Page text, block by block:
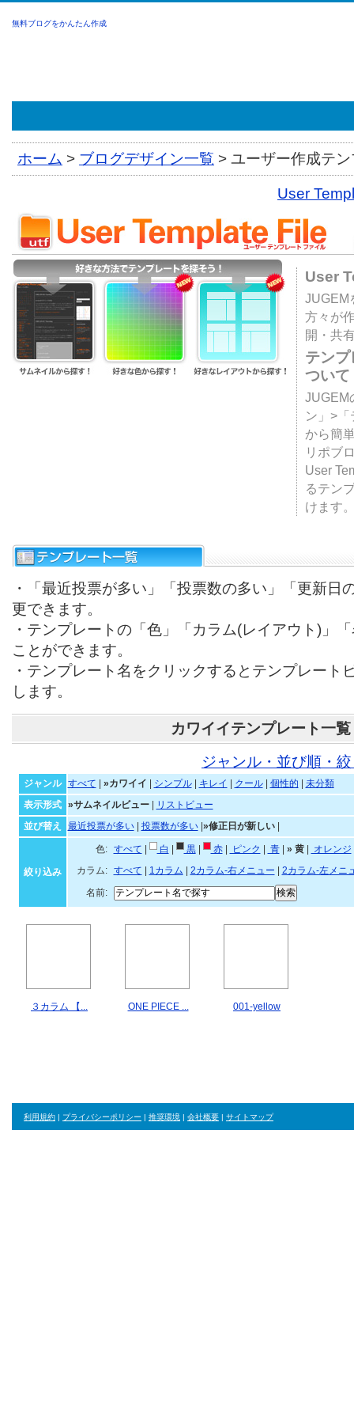
無料ブログをかんたん作成
ホーム > ブログデザイン一覧 > ユーザー作成テ
User
User
JUGEM
方々が
開・共
テン
ついて
JUGEM
ン」>
から簡
リポブ
User
るテン
けます
・「最近投票が多い」「投票数の多い」「更新日
更できます。
・テンプレートの「色」「カラム(レイアウト)」
ことができます。
・テンプレート名をクリックするとテンプレート
します。
カワイイテンプレート一覧
ジャンル・並び順・
ジャンル すべて »カワイイ シンプル| キレイ クール| 個性的
未分類
表示形式
»サムネイルビュー|
リストビュー
並び替え
最近投票が多い| 投票数が多い| »修正日が新しい|
絞り込み
色: すべて 白 黒| 赤| ピンク 青| » 黄| オレンジ
カラム:
すべて 1カラム 2カラム-右メニュー
2カラム-左メニ
名前:
３カラム 【... ONE PIECE ... 001-yellow
利用規約 | プライバシーポリシー | 推奨環境 | 会社概要 | サイトマップ